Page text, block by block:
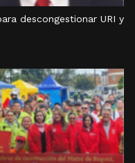
descongestionar URI y